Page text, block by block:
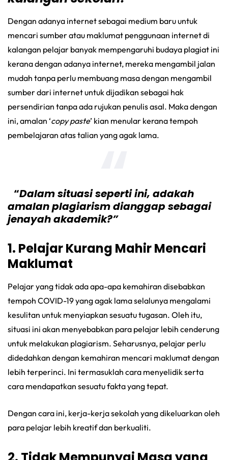
Dengan adanya internet sebagai medium baru untuk
mencari sumber atau maklumat penggunaan internet di
kalangan pelajar banyak mempengaruhi budaya plagiat ini
kerana dengan adanya internet, mereka mengambil jalan
mudah tanpa perlu membuang masa dengan mengambil
sumber dari internet untuk dijadikan sebagai hak
persendirian tanpa ada rujukan penulis asal. Maka dengan
ini, amalan ‘copy paste’ kian menular kerana tempoh
pembelajaran atas talian yang agak lama.
“Dalam situasi seperti ini, adakah
amalan plagiarism dianggap sebagai
jenayah akademik?”
1. Pelajar Kurang Mahir Mencari
Maklumat
Pelajar yang tidak ada apa-apa kemahiran disebabkan
tempoh COVID-19 yang agak lama selalunya mengalami
kesulitan untuk menyiapkan sesuatu tugasan. Oleh itu,
situasi ini akan menyebabkan para pelajar lebih cenderung
untuk melakukan plagiarism. Seharusnya, pelajar perlu
didedahkan dengan kemahiran mencari maklumat dengan
lebih terperinci. Ini termasuklah cara menyelidik serta
cara mendapatkan sesuatu fakta yang tepat.
Dengan cara ini, kerja-kerja sekolah yang dikeluarkan oleh
para pelajar lebih kreatif dan berkualiti.